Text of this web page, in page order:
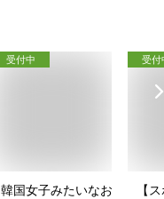
受付中
韓国女子みたいなお
受付
【